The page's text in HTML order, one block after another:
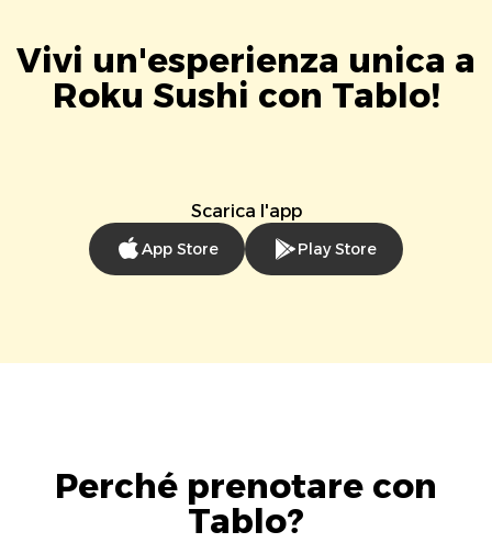
Vivi un'esperienza unica a
Roku Sushi con Tablo!
Scarica l'app
App Store Play Store
Perché prenotare con
Tablo?